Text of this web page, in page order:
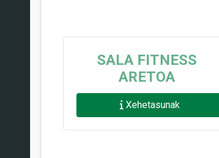
SALA FITNESS
ARETOA
Xehetasunak